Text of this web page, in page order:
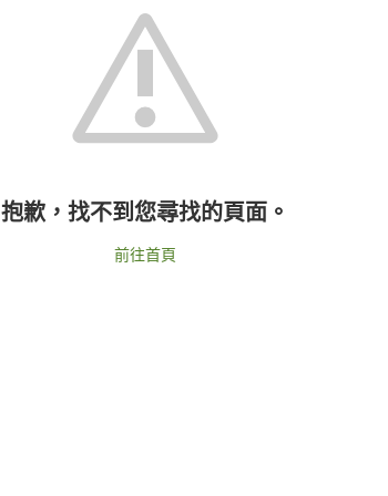
抱歉，找不到您尋找的頁面。
前往首頁